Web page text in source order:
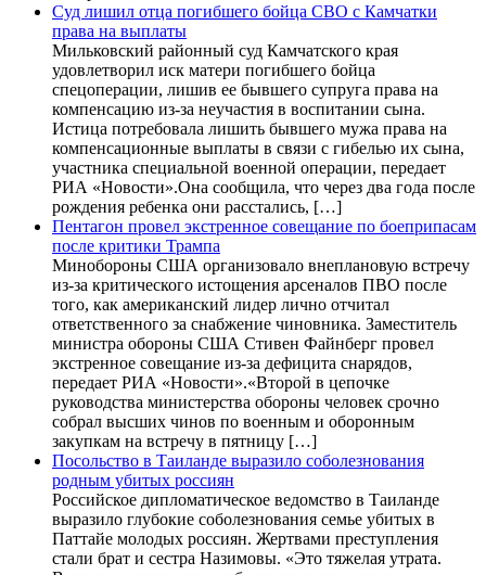
Суд лишил отца погибшего бойца СВО с Камчатки
права на выплаты
Мильковский районный суд Камчатского края
удовлетворил иск матери погибшего бойца
спецоперации, лишив ее бывшего супруга права на
компенсацию из-за неучастия в воспитании сына.
Истица потребовала лишить бывшего мужа права на
компенсационные выплаты в связи с гибелью их сына,
участника специальной военной операции, передает
РИА «Новости».Она сообщила, что через два года после
рождения ребенка они расстались, […]
Пентагон провел экстренное совещание по боеприпасам
после критики Трампа
Минобороны США организовало внеплановую встречу
из-за критического истощения арсеналов ПВО после
того, как американский лидер лично отчитал
ответственного за снабжение чиновника. Заместитель
министра обороны США Стивен Файнберг провел
экстренное совещание из-за дефицита снарядов,
передает РИА «Новости».«Второй в цепочке
руководства министерства обороны человек срочно
собрал высших чинов по военным и оборонным
закупкам на встречу в пятницу […]
Посольство в Таиланде выразило соболезнования
родным убитых россиян
Российское дипломатическое ведомство в Таиланде
выразило глубокие соболезнования семье убитых в
Паттайе молодых россиян. Жертвами преступления
стали брат и сестра Назимовы. «Это тяжелая утрата.